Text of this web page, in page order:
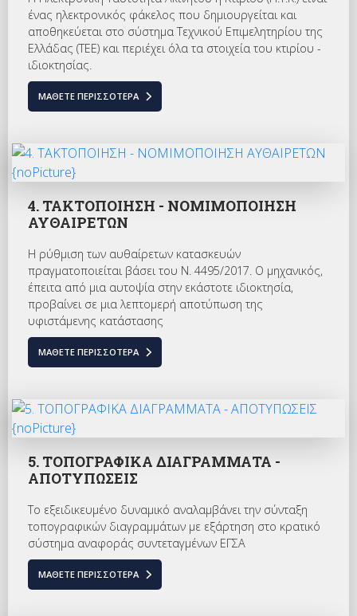
ένας ηλεκτρονικός φάκελος που δημιουργείται και
αποθηκεύεται στο σύστημα Τεχνικού Επιμελητηρίου της
Ελλάδας (ΤΕΕ) και περιέχει όλα τα στοιχεία του κτιρίου -
ιδιοκτησίας.
ΜΆΘΕΤΕ ΠΕΡΙΣΣΌΤΕΡΑ
4. ΤΑΚΤΟΠΟΙΗΣΗ - ΝΟΜΙΜΟΠΟΙΗΣΗ
ΑΥΘΑΙΡΕΤΩΝ
Η ρύθμιση των αυθαίρετων κατασκευών
πραγματοποιείται βάσει του Ν. 4495/2017. Ο μηχανικός,
έπειτα από μια αυτοψία στην εκάστοτε ιδιοκτησία,
προβαίνει σε μια λεπτομερή αποτύπωση της
υφιστάμενης κατάστασης
ΜΆΘΕΤΕ ΠΕΡΙΣΣΌΤΕΡΑ
5. ΤΟΠΟΓΡΑΦΙΚΑ ΔΙΑΓΡΑΜΜΑΤΑ -
ΑΠΟΤΥΠΩΣΕΙΣ
Το εξειδικευμένο δυναμικό αναλαμβάνει την σύνταξη
τοπογραφικών διαγραμμάτων με εξάρτηση στο κρατικό
σύστημα αναφοράς συντεταγμένων ΕΓΣΑ
ΜΆΘΕΤΕ ΠΕΡΙΣΣΌΤΕΡΑ